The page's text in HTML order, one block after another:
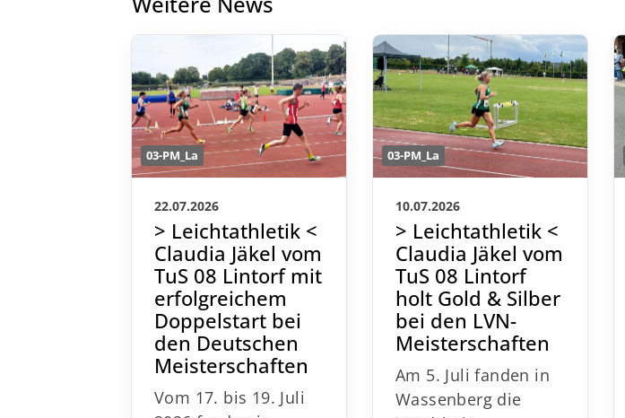
03-PM_La
22.07.2026
> Leichtathletik <
Claudia Jäkel vom
TuS 08 Lintorf mit
erfolgreichem
Doppelstart bei
den Deutschen
Meisterschaften
Vom 17. bis 19. Juli
03-PM_La
10.07.2026
> Leichtathletik <
Claudia Jäkel vom
TuS 08 Lintorf
holt Gold & Silber
bei den LVN-
Meisterschaften
Am 5. Juli fanden in
Wassenberg die